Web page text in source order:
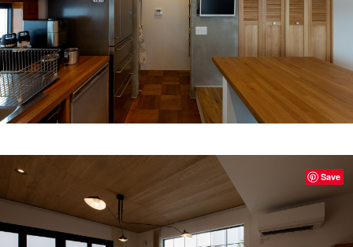
Save